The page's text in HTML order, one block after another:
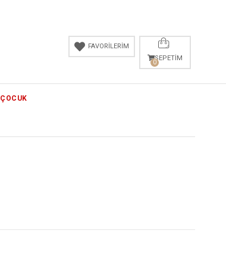
SEPETIM
0
FAVORİLERİM
ÇOCUK